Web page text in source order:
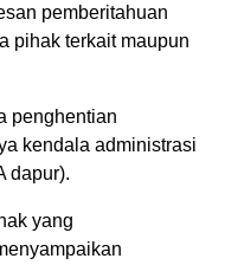
pemberitahuan
pihak terkait maupun
penghentian
kendala administrasi
dapur).
yang